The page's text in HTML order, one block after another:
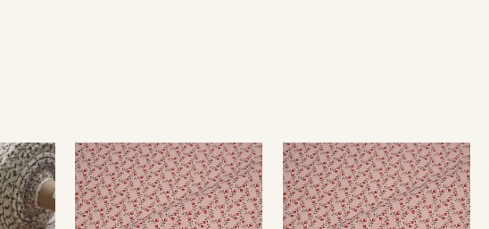
Секретная рассылка от